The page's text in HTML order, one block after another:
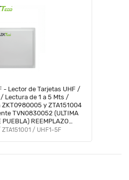
- Lector de Tarjetas UHF /
de 1 a 5 Mts /
y ZTA151004
TVN0830052 (ULTIMA
PUEBLA) REEMPLAZO
/ UHF5F PRO
ZTA151001 / UHF1-5F